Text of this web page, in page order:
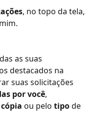
, no topo da tela,
as suas
destacados na
suas solicitações
por você,
ou pelo tipo de